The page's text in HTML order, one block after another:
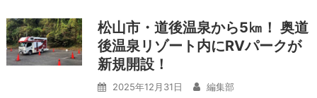
松山市・道後温泉から5㎞！ 奥道
後温泉リゾート内にRVパークが
新規開設！
2025年12月31日 編集部